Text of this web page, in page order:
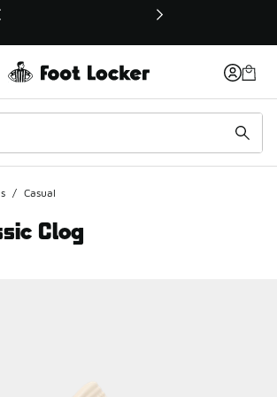
fenêtre
/ Casual
Clog